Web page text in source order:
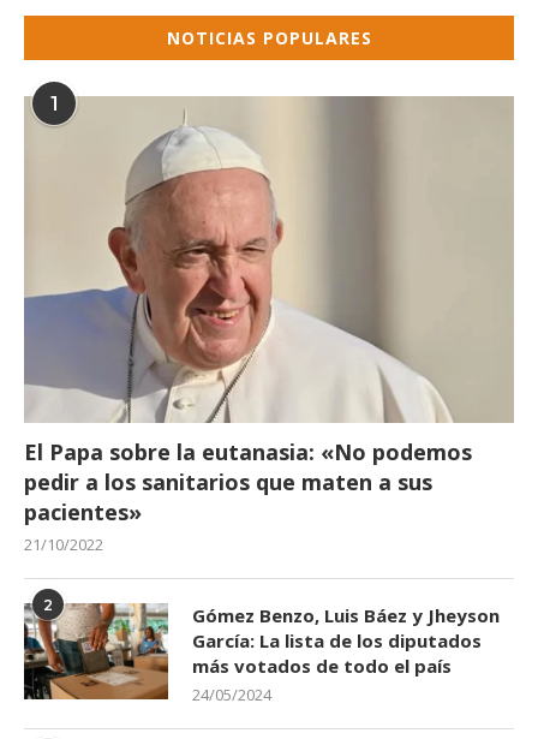
NOTICIAS POPULARES
1
El Papa sobre la eutanasia: «No podemos
pedir a los sanitarios que maten a sus
pacientes»
21/10/2022
2
Gómez Benzo, Luis Báez y Jheyson
García: La lista de los diputados
más votados de todo el país
24/05/2024